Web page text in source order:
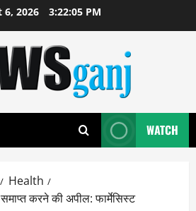
6, 2026 3:22:05 PM
WATCH
Health
करने की अपील: फार्मेसिस्ट